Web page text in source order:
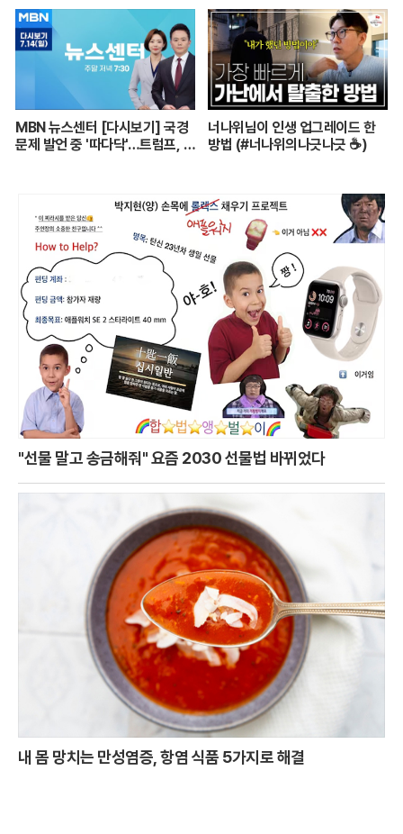
양보호사의 하루┃주간보호센터
24시┃PD로그┃#골라듄다큐
MBN 뉴스센터 [다시보기] 국경
문제 발언 중 '따다닥'…트럼프, 피
너나위님이 인생 업그레이드 한
방법 (#너나위의나긋나긋 ☕)
"선물 말고 송금해줘" 요즘 2030 선물법 바뀌었다
내 몸 망치는 만성염증, 항염 식품 5가지로 해결